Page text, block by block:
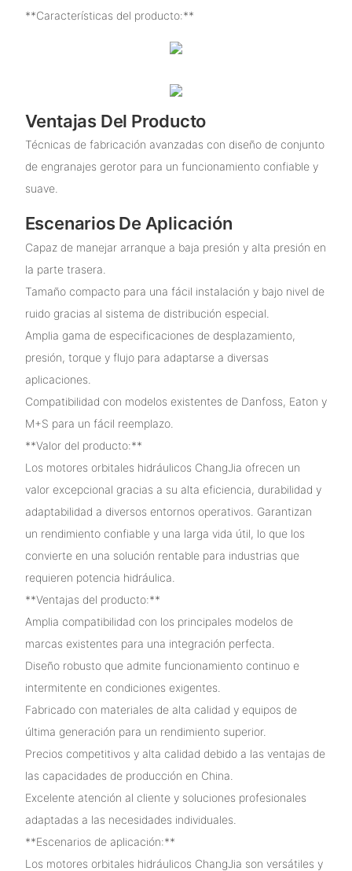
**Características del producto:**
Ventajas Del Producto
Técnicas de fabricación avanzadas con diseño de conjunto
de engranajes gerotor para un funcionamiento confiable y
suave.
Escenarios De Aplicación
Capaz de manejar arranque a baja presión y alta presión en
la parte trasera.
Tamaño compacto para una fácil instalación y bajo nivel de
ruido gracias al sistema de distribución especial.
Amplia gama de especificaciones de desplazamiento,
presión, torque y flujo para adaptarse a diversas
aplicaciones.
Compatibilidad con modelos existentes de Danfoss, Eaton y
M+S para un fácil reemplazo.
**Valor del producto:**
Los motores orbitales hidráulicos ChangJia ofrecen un
valor excepcional gracias a su alta eficiencia, durabilidad y
adaptabilidad a diversos entornos operativos. Garantizan
un rendimiento confiable y una larga vida útil, lo que los
convierte en una solución rentable para industrias que
requieren potencia hidráulica.
**Ventajas del producto:**
Amplia compatibilidad con los principales modelos de
marcas existentes para una integración perfecta.
Diseño robusto que admite funcionamiento continuo e
intermitente en condiciones exigentes.
Fabricado con materiales de alta calidad y equipos de
última generación para un rendimiento superior.
Precios competitivos y alta calidad debido a las ventajas de
las capacidades de producción en China.
Excelente atención al cliente y soluciones profesionales
adaptadas a las necesidades individuales.
**Escenarios de aplicación:**
Los motores orbitales hidráulicos ChangJia son versátiles y